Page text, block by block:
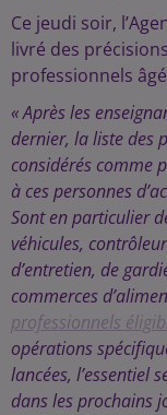
Ce jeudi soir,
livré des
professionnels
« Après les
dernier, la liste des
considérés comme
à ces personnes
Sont en particulier
véhicules,
d’entretien, de
commerces
professionnels
opérations
lancées, l’essentiel
dans les prochains